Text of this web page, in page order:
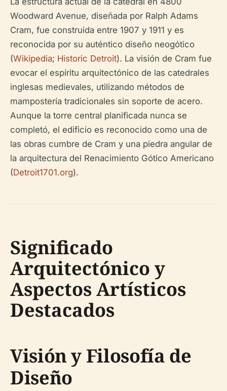
Woodward Avenue, diseñada por Ralph Adams
Cram, fue construida entre 1907 y 1911 y es
reconocida por su auténtico diseño neogótico
(Wikipedia; Historic Detroit). La visión de Cram fue
evocar el espíritu arquitectónico de las catedrales
inglesas medievales, utilizando métodos de
mampostería tradicionales sin soporte de acero.
Aunque la torre central planificada nunca se
completó, el edificio es reconocido como una de
las obras cumbre de Cram y una piedra angular de
la arquitectura del Renacimiento Gótico Americano
(Detroit1701.org).
Significado
Arquitectónico y
Aspectos Artísticos
Destacados
Visión y Filosofía de
Diseño